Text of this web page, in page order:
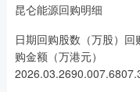
昆仑能源回购明细
日期回购股数（万股）
购金额（万港元）